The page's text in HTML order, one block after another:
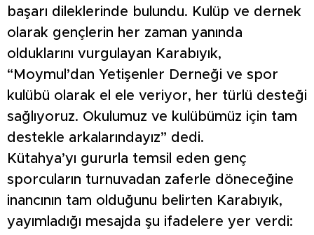
başarı dileklerinde bulundu. Kulüp ve dernek
olarak gençlerin her zaman yanında
olduklarını vurgulayan Karabıyık,
“Moymul’dan Yetişenler Derneği ve spor
kulübü olarak el ele veriyor, her türlü desteği
sağlıyoruz. Okulumuz ve kulübümüz için tam
destekle arkalarındayız” dedi.
Kütahya’yı gururla temsil eden genç
sporcuların turnuvadan zaferle döneceğine
inancının tam olduğunu belirten Karabıyık,
yayımladığı mesajda şu ifadelere yer verdi: